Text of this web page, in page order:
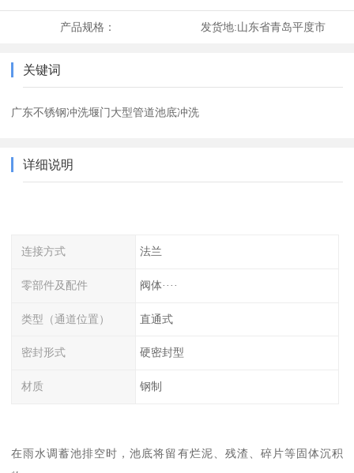
产品规格： 发货地:山东省青岛平度市
关键词
广东不锈钢冲洗堰门大型管道池底冲洗
详细说明
连接方式 法兰
零部件及配件 阀体····
类型（通道位置） 直通式
密封形式 硬密封型
材质 钢制
在雨水调蓄池排空时，池底将留有烂泥、残渣、碎片等固体沉积